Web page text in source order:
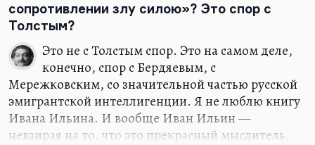
Значит, олемика Бердяева с Ильиным — это
самое актуальное, что есть в русской философии
XX века, при том, что, строго говоря, к
философии это не имеет отношения. Философия
— это, все-таки,…
сопротивлении злу силою»? Это спор с
Толстым?
Это не с Толстым спор. Это на самом деле,
конечно, спор с Бердяевым, с
Мережковским, со значительной частью русской
эмигрантской интеллигенции. Я не люблю книгу
Ивана Ильина. И вообще Иван Ильин —
невзирая на то, что это прекрасный мыслитель,